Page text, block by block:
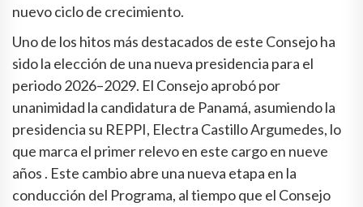
nuevo ciclo de crecimiento.
Uno de los hitos más destacados de este Consejo ha
sido la elección de una nueva presidencia para el
periodo 2026–2029. El Consejo aprobó por
unanimidad la candidatura de Panamá, asumiendo la
presidencia su REPPI, Electra Castillo Argumedes, lo
que marca el primer relevo en este cargo en nueve
años . Este cambio abre una nueva etapa en la
conducción del Programa, al tiempo que el Consejo